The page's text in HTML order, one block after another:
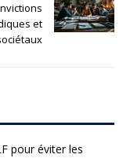
et
pour éviter les